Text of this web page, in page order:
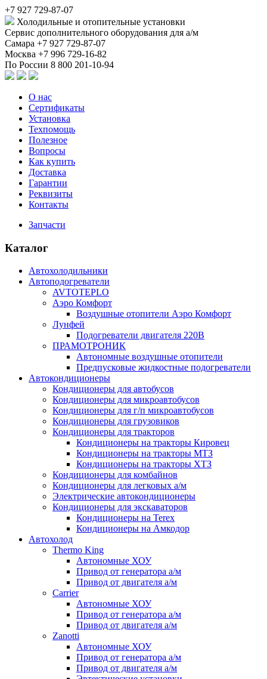
+7 927 729-87-07
Холодильные и отопительные установки
Сервис дополнительного оборудования для а/м
Самара +7 927 729-87-07
Москва +7 996 729-16-82
По России 8 800 201-10-94
О нас
Сертификаты
Установка
Техпомощь
Полезное
Вопросы
Как купить
Доставка
Гарантии
Реквизиты
Контакты
Запчасти
Каталог
Автохолодильники
Автоподогреватели
AVTOTEPLO
Аэро Комфорт
Воздушные отопители Аэро Комфорт
Лунфей
Подогреватели двигателя 220В
ПРАМОТРОНИК
Автономные воздушные отопители
Предпусковые жидкостные подогреватели
Автокондиционеры
Кондиционеры для автобусов
Кондиционеры для микроавтобусов
Кондиционеры для г/п микроавтобусов
Кондиционеры для грузовиков
Кондиционеры для тракторов
Кондиционеры на тракторы Кировец
Кондиционеры на тракторы МТЗ
Кондиционеры на тракторы ХТЗ
Кондиционеры для комбайнов
Кондиционеры для легковых а/м
Электрические автокондиционеры
Кондиционеры для экскаваторов
Кондиционеры на Terex
Кондиционеры на Амкодор
Автохолод
Thermo King
Автономные ХОУ
Привод от генератора а/м
Привод от двигателя а/м
Carrier
Автономные ХОУ
Привод от генератора а/м
Привод от двигателя а/м
Zanotti
Автономные ХОУ
Привод от генератора а/м
Привод от двигателя а/м